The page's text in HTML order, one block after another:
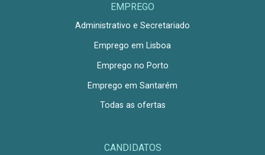
EMPREGO
Administrativo e Secretariado
Emprego em Lisboa
Emprego no Porto
Emprego em Santarém
Todas as ofertas
CANDIDATOS